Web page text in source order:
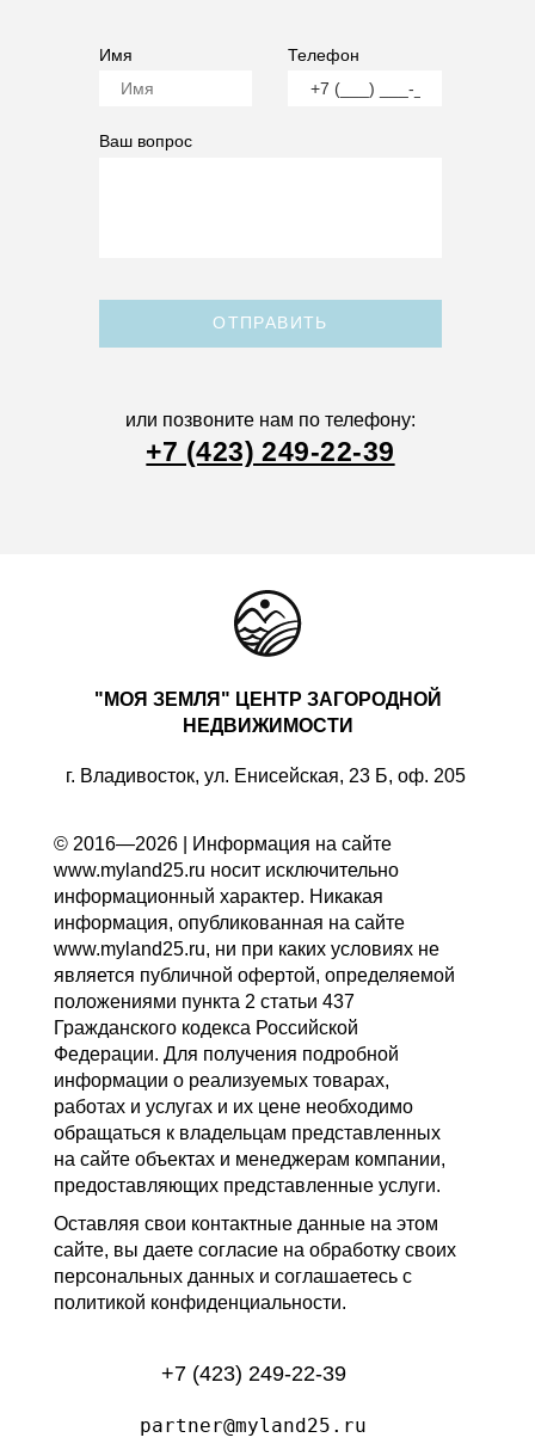
Имя Телефон
Ваш вопрос
ОТПРАВИТЬ
или позвоните нам по телефону:
+7 (423) 249-22-39
"МОЯ ЗЕМЛЯ" ЦЕНТР ЗАГОРОДНОЙ
НЕДВИЖИМОСТИ
г. Владивосток, ул. Енисейская, 23 Б, оф. 205
© 2016—2026 | Информация на сайте
www.myland25.ru носит исключительно
информационный характер. Никакая
информация, опубликованная на сайте
www.myland25.ru, ни при каких условиях не
является публичной офертой, определяемой
положениями пункта 2 статьи 437
Гражданского кодекса Российской
Федерации. Для получения подробной
информации о реализуемых товарах,
работах и услугах и их цене необходимо
обращаться к владельцам представленных
на сайте объектах и менеджерам компании,
предоставляющих представленные услуги.
Оставляя свои контактные данные на этом
сайте, вы даете согласие на обработку своих
персональных данных и соглашаетесь с
политикой конфиденциальности.
+7 (423) 249-22-39
partner@myland25.ru